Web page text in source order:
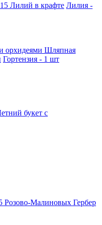
Лилий в крафте Лилия -
Шляпная
Гортензия - 1 шт
букет с
Розово-Малиновых Гербер